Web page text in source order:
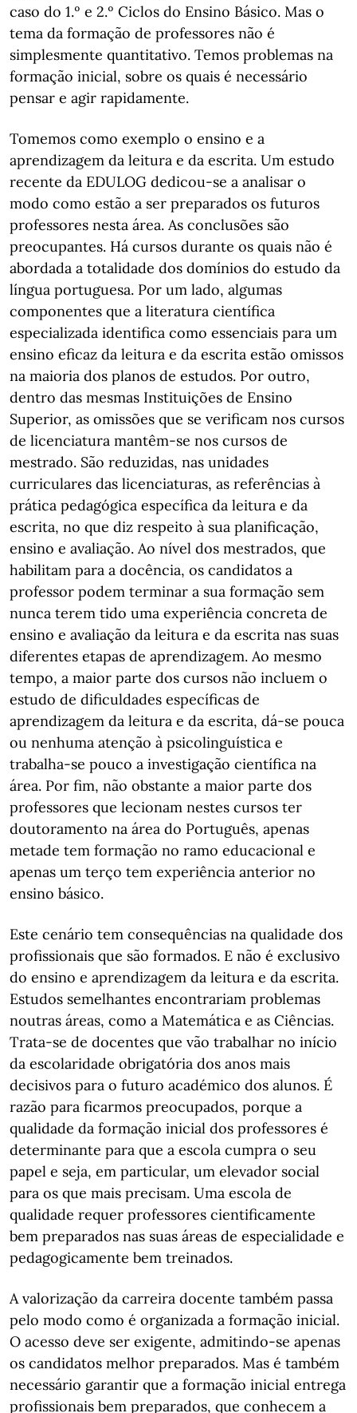
caso do 1.º e 2.º Ciclos do Ensino Básico. Mas o
tema da formação de professores não é
simplesmente quantitativo. Temos problemas na
formação inicial, sobre os quais é necessário
pensar e agir rapidamente.
Tomemos como exemplo o ensino e a
aprendizagem da leitura e da escrita. Um estudo
recente da EDULOG dedicou-se a analisar o
modo como estão a ser preparados os futuros
professores nesta área. As conclusões são
preocupantes. Há cursos durante os quais não é
abordada a totalidade dos domínios do estudo da
língua portuguesa. Por um lado, algumas
componentes que a literatura científica
especializada identifica como essenciais para um
ensino eficaz da leitura e da escrita estão omissos
na maioria dos planos de estudos. Por outro,
dentro das mesmas Instituições de Ensino
Superior, as omissões que se verificam nos cursos
de licenciatura mantêm-se nos cursos de
mestrado. São reduzidas, nas unidades
curriculares das licenciaturas, as referências à
prática pedagógica específica da leitura e da
escrita, no que diz respeito à sua planificação,
ensino e avaliação. Ao nível dos mestrados, que
habilitam para a docência, os candidatos a
professor podem terminar a sua formação sem
nunca terem tido uma experiência concreta de
ensino e avaliação da leitura e da escrita nas suas
diferentes etapas de aprendizagem. Ao mesmo
tempo, a maior parte dos cursos não incluem o
estudo de dificuldades específicas de
aprendizagem da leitura e da escrita, dá-se pouca
ou nenhuma atenção à psicolinguística e
trabalha-se pouco a investigação científica na
área. Por fim, não obstante a maior parte dos
professores que lecionam nestes cursos ter
doutoramento na área do Português, apenas
metade tem formação no ramo educacional e
apenas um terço tem experiência anterior no
ensino básico.
Este cenário tem consequências na qualidade dos
profissionais que são formados. E não é exclusivo
do ensino e aprendizagem da leitura e da escrita.
Estudos semelhantes encontrariam problemas
noutras áreas, como a Matemática e as Ciências.
Trata-se de docentes que vão trabalhar no início
da escolaridade obrigatória dos anos mais
decisivos para o futuro académico dos alunos. É
razão para ficarmos preocupados, porque a
qualidade da formação inicial dos professores é
determinante para que a escola cumpra o seu
papel e seja, em particular, um elevador social
para os que mais precisam. Uma escola de
qualidade requer professores cientificamente
bem preparados nas suas áreas de especialidade e
pedagogicamente bem treinados.
A valorização da carreira docente também passa
pelo modo como é organizada a formação inicial.
O acesso deve ser exigente, admitindo-se apenas
os candidatos melhor preparados. Mas é também
necessário garantir que a formação inicial entrega
profissionais bem preparados, que conhecem a